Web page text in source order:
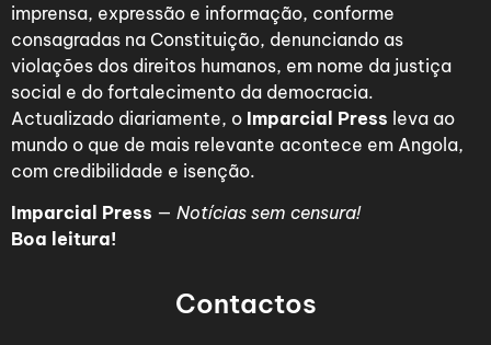
imprensa, expressão e informação, conforme
consagradas na Constituição, denunciando as
violações dos direitos humanos, em nome da justiça
social e do fortalecimento da democracia.
Actualizado diariamente, o Imparcial Press leva ao
mundo o que de mais relevante acontece em Angola,
com credibilidade e isenção.
Imparcial Press — Notícias sem censura!
Boa leitura!
Contactos